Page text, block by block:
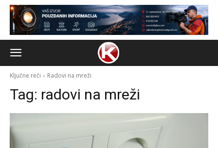
Ključne reči Radovi na mreži
Tag: radovi na mreži